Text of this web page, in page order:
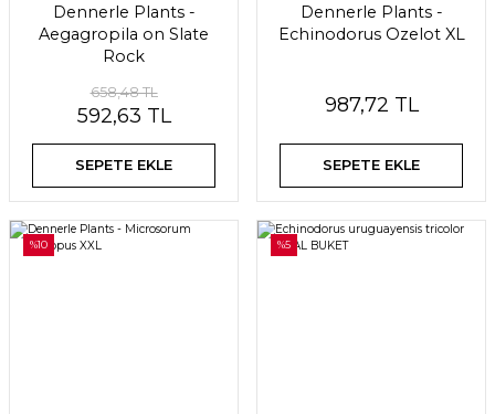
Dennerle Plants -
Aegagropila on Slate
Rock
658,48 TL
592,63 TL
SEPETE EKLE
Dennerle Plants -
Echinodorus Ozelot XL
987,72 TL
SEPETE EKLE
%10 %5